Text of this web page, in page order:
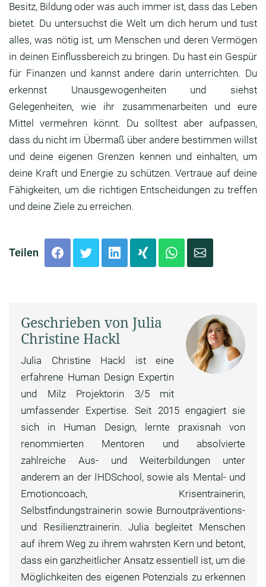
Besitz, Bildung oder was auch immer ist, dass das Leben
bietet. Du untersuchst die Welt um dich herum und tust
alles, was nötig ist, um Menschen und deren Vermögen
in deinen Einflussbereich zu bringen. Du hast ein Gespür
für Finanzen und kannst andere darin unterrichten. Du
erkennst Unausgewogenheiten und siehst
Gelegenheiten, wie ihr zusammenarbeiten und eure
Mittel vermehren könnt. Du solltest aber aufpassen,
dass du nicht im Übermaß über andere bestimmen willst
und deine eigenen Grenzen kennen und einhalten, um
deine Kraft und Energie zu schützen. Vertraue auf deine
Fähigkeiten, um die richtigen Entscheidungen zu treffen
und deine Ziele zu erreichen.
Teilen
Geschrieben von Julia
Christine Hackl
Julia Christine Hackl ist eine
erfahrene Human Design Expertin
und Milz Projektorin 3/5 mit
umfassender Expertise. Seit 2015 engagiert sie
sich in Human Design, lernte praxisnah von
renommierten Mentoren und absolvierte
zahlreiche Aus- und Weiterbildungen unter
anderem an der IHDSchool, sowie als Mental- und
Emotioncoach, Krisentrainerin,
Selbstfindungstrainerin sowie Burnoutpräventions-
und Resilienztrainerin. Julia begleitet Menschen
auf ihrem Weg zu ihrem wahrsten Kern und betont,
dass ein ganzheitlicher Ansatz essentiell ist, um die
Möglichkeiten des eigenen Potenzials zu erkennen